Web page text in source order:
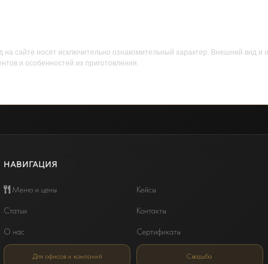
сайте носят исключительно ознакомительный характер. Внешний вид и
и особенностей их приготовления.
НАВИГАЦИЯ
Меню и цены
Кейсы
Статьи
Контакты
О нас
Сертификаты
Для офисов и компаний Свадьба